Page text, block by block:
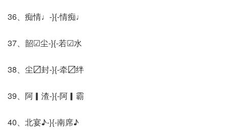
36、痴情♩-}{-情痴♩
37、韶☑尘-}{-若☑水
38、尘〼封-}{-牵〼绊
39、阿▎渣-}{-阿▎霸
40、北宴♪-}{-南席♪